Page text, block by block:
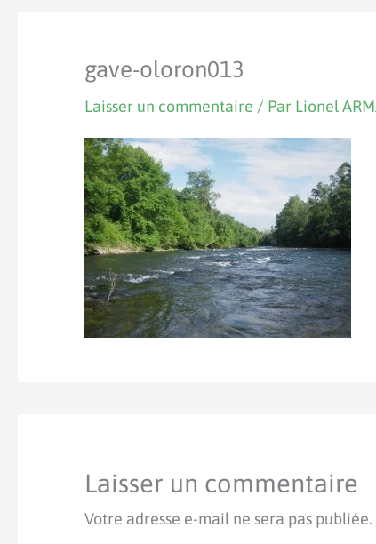
gave-oloron013
Laisser un commentaire / Par Lionel
Laisser un commentaire
Votre adresse e-mail ne sera pas publiée.